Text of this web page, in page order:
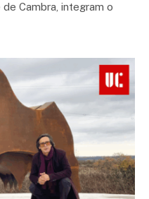
Cambra, integram o